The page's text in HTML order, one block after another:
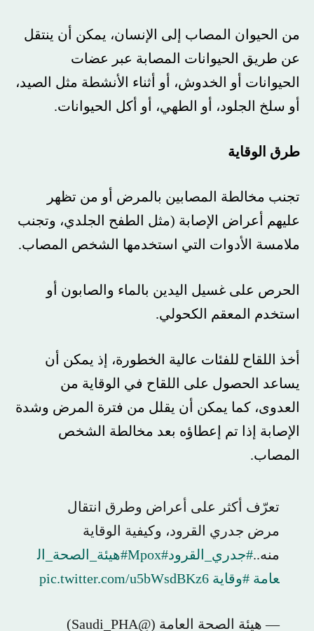
من الحيوان المصاب إلى الإنسان، يمكن أن ينتقل
عن طريق الحيوانات المصابة عبر عضات
الحيوانات أو الخدوش، أو أثناء الأنشطة مثل الصيد،
أو سلخ الجلود، أو الطهي، أو أكل الحيوانات.
طرق الوقاية
تجنب مخالطة المصابين بالمرض أو من تظهر
عليهم أعراض الإصابة (مثل الطفح الجلدي، وتجنب
ملامسة الأدوات التي استخدمها الشخص المصاب.
الحرص على غسيل اليدين بالماء والصابون أو
استخدم المعقم الكحولي.
أخذ اللقاح للفئات عالية الخطورة، إذ يمكن أن
يساعد الحصول على اللقاح في الوقاية من
العدوى، كما يمكن أن يقلل من فترة المرض وشدة
الإصابة إذا تم إعطاؤه بعد مخالطة الشخص
المصاب.
تعرّف أكثر على أعراض وطرق انتقال
مرض جدري القرود، وكيفية الوقاية
منه..#جدري_القرود#Mpox
#هيئة_الصحة_ال
عامة #وقاية pic.twitter.com/u5bWsdBKz6
— هيئة الصحة العامة (@Saudi_PHA)